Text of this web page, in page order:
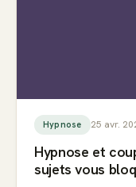
Hypnose 25 avr.
Hypnose et
sujets vous